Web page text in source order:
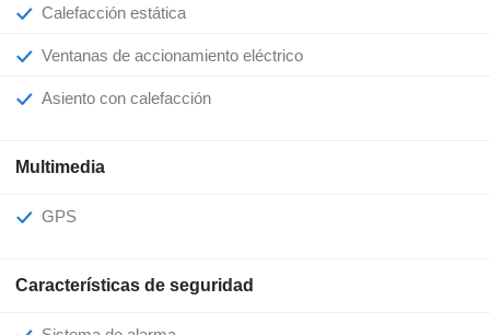
Calefacción estática
Ventanas de accionamiento eléctrico
Asiento con calefacción
Multimedia
GPS
Características de seguridad